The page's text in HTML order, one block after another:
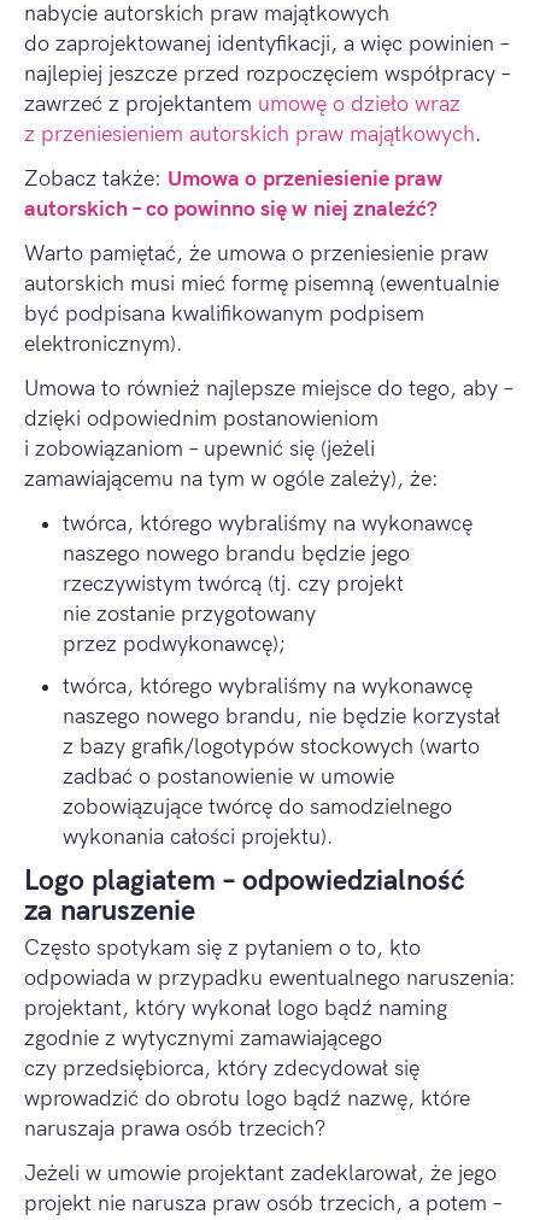
nabycie autorskich praw majątkowych
do zaprojektowanej identyfikacji, a więc powinien –
najlepiej jeszcze przed rozpoczęciem współpracy –
zawrzeć z projektantem umowę o dzieło wraz
z przeniesieniem autorskich praw majątkowych.
Zobacz także: Umowa o przeniesienie praw
autorskich – co powinno się w niej znaleźć?
Warto pamiętać, że umowa o przeniesienie praw
autorskich musi mieć formę pisemną (ewentualnie
być podpisana kwalifikowanym podpisem
elektronicznym).
Umowa to również najlepsze miejsce do tego, aby –
dzięki odpowiednim postanowieniom
i zobowiązaniom – upewnić się (jeżeli
zamawiającemu na tym w ogóle zależy), że:
twórca, którego wybraliśmy na wykonawcę
naszego nowego brandu będzie jego
rzeczywistym twórcą (tj. czy projekt
nie zostanie przygotowany
przez podwykonawcę);
twórca, którego wybraliśmy na wykonawcę
naszego nowego brandu, nie będzie korzystał
z bazy grafik/logotypów stockowych (warto
zadbać o postanowienie w umowie
zobowiązujące twórcę do samodzielnego
wykonania całości projektu).
Logo plagiatem – odpowiedzialność
za naruszenie
Często spotykam się z pytaniem o to, kto
odpowiada w przypadku ewentualnego naruszenia:
projektant, który wykonał logo bądź naming
zgodnie z wytycznymi zamawiającego
czy przedsiębiorca, który zdecydował się
wprowadzić do obrotu logo bądź nazwę, które
naruszaja prawa osób trzecich?
Jeżeli w umowie projektant zadeklarował, że jego
projekt nie narusza praw osób trzecich, a potem –